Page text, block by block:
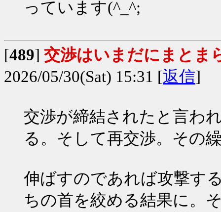
っています(^_^;
[489] 交渉はいまだにまとま
2026/05/30(Sat) 15:31 [返信]
交渉が締結されたと言わ
る。そして再交渉。その
伸ばすのであれば攻撃す
ちの首を絞める結果に。